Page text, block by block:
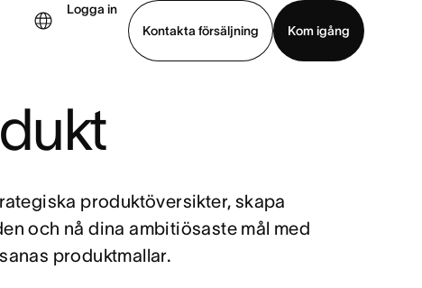
Logga in
Kontakta försäljning
Kom igång
produktöversikter, skapa
och nå dina ambitiösaste mål med
produktmallar.